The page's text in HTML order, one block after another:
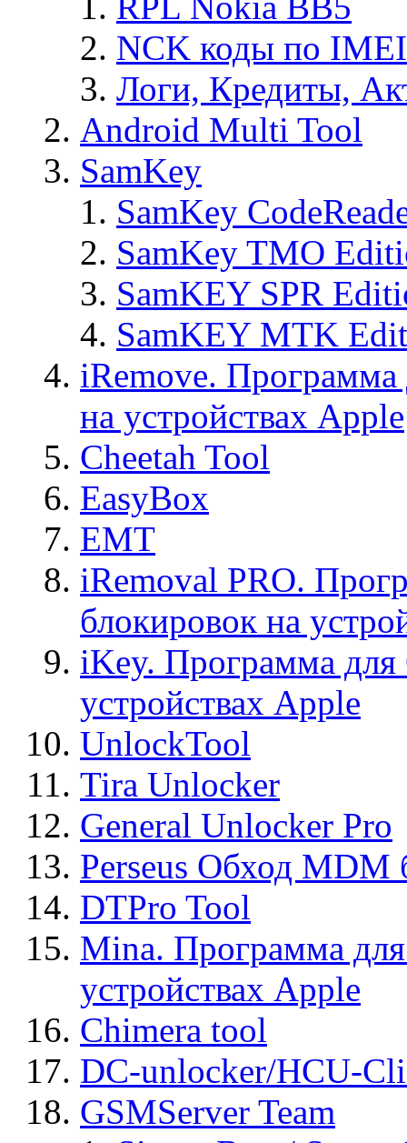
NCK коды по IMEI
Логи, Кредиты,
Android Multi Tool
SamKey
SamKey
SamKey TMO
SamKEY SPR
SamKEY MTK
iRemove. Программа
на устройствах Apple
Cheetah Tool
EasyBox
EMT
iRemoval PRO.
блокировок на
iKey. Программа для
устройствах Apple
UnlockTool
Tira Unlocker
General Unlocker Pro
Perseus Обход MDM
DTPro Tool
Mina. Программа
устройствах Apple
Chimera tool
DC-unlocker/HCU-
GSMServer Team